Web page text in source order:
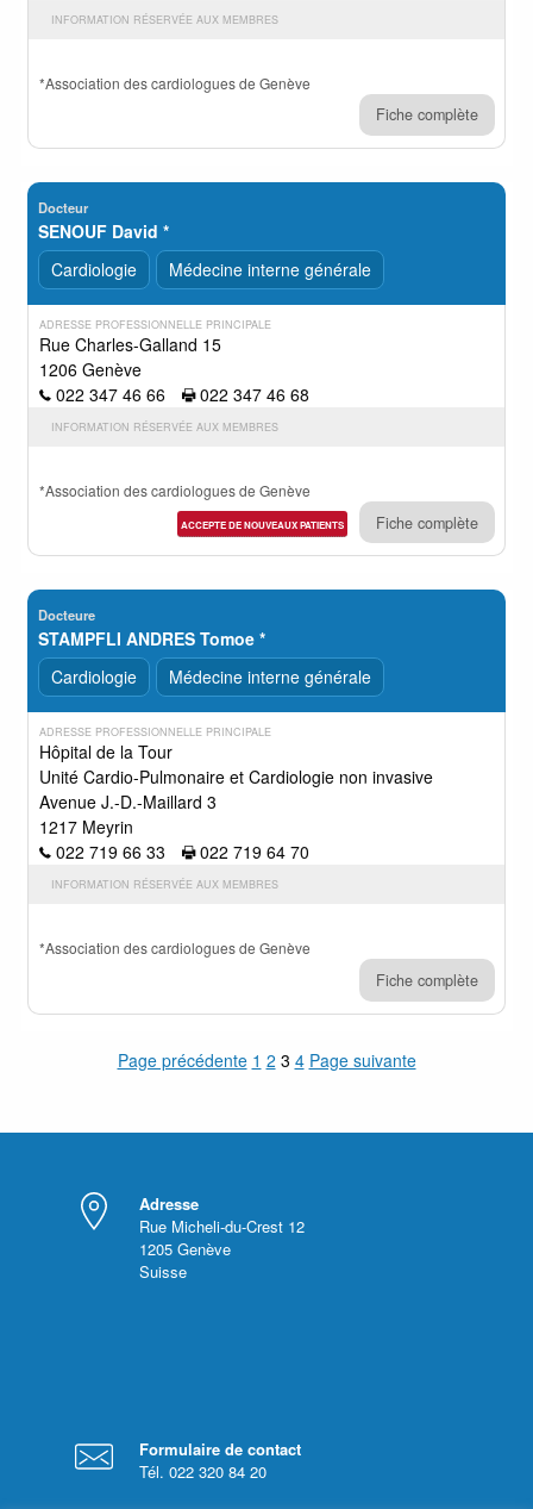
INFORMATION RÉSERVÉE AUX MEMBRES
*Association des cardiologues de Genève
Fiche complète
Docteur
SENOUF David *
Cardiologie
Médecine interne générale
ADRESSE PROFESSIONNELLE PRINCIPALE
Rue Charles-Galland 15
1206 Genève
022 347 46 66
022 347 46 68
INFORMATION RÉSERVÉE AUX MEMBRES
*Association des cardiologues de Genève
Fiche complète
ACCEPTE DE NOUVEAUX PATIENTS
Docteure
STAMPFLI ANDRES Tomoe *
Cardiologie
Médecine interne générale
ADRESSE PROFESSIONNELLE PRINCIPALE
Hôpital de la Tour
Unité Cardio-Pulmonaire et Cardiologie non invasive
Avenue J.-D.-Maillard 3
1217 Meyrin
022 719 66 33
022 719 64 70
INFORMATION RÉSERVÉE AUX MEMBRES
*Association des cardiologues de Genève
Fiche complète
Page précédente 1 2 3 4 Page suivante
Adresse
Rue Micheli-du-Crest 12
1205 Genève
Suisse
Formulaire de contact
Tél. 022 320 84 20